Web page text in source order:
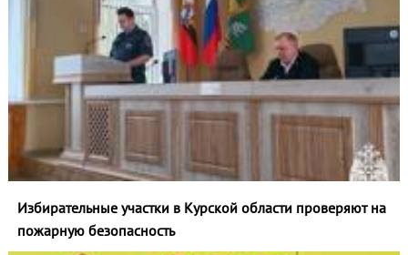
Избирательные участки в Курской области проверяют на
пожарную безопасность